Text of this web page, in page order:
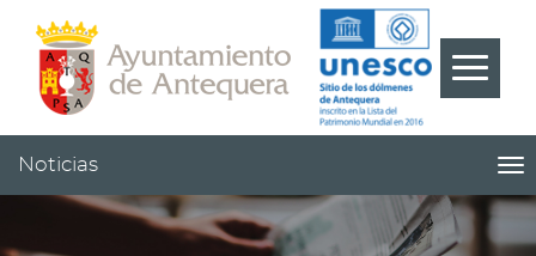
Cabecera
Pie
Menú
???
Noticias